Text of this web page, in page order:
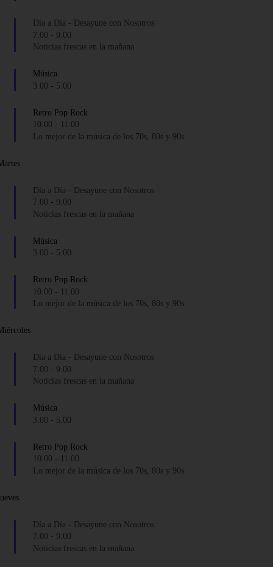
Día a Día - Desayune con Nosotros
7.00 - 9.00
Noticias frescas en la mañana
Música
3.00 - 5.00
Retro Pop Rock
10.00 -
11.00
Lo mejor de la música de los 70s, 80s y 90s
Día a Día - Desayune con Nosotros
7.00 - 9.00
Noticias frescas en la mañana
Música
3.00 - 5.00
Retro Pop Rock
10.00 -
11.00
Lo mejor de la música de los 70s, 80s y 90s
Día a Día - Desayune con Nosotros
7.00 - 9.00
Noticias frescas en la mañana
Música
3.00 - 5.00
Retro Pop Rock
10.00 -
11.00
Lo mejor de la música de los 70s, 80s y 90s
Día a Día - Desayune con Nosotros
7.00 - 9.00
Noticias frescas en la mañana